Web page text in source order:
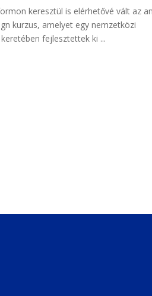
keresztül is elérhetővé vált az
kurzus, amelyet egy nemzetközi
fejlesztettek ki ...